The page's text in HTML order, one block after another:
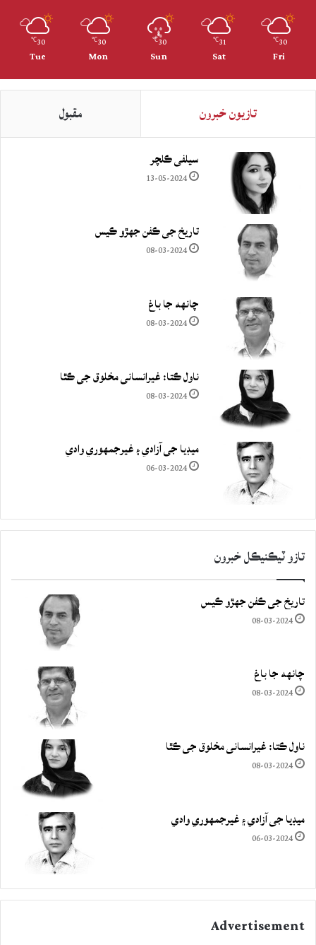
30
℃
Fri
31
℃
Sat
30
℃
Sun
30
℃
Mon
30
℃
Tue
تازيون خبرون مقبول
سيلفي ڪلچر
13-05-2024
تاريخ جي ڪفن جھڙو ڪيس
08-03-2024
چانهه جا باغ
08-03-2024
ناول ڪتا: غيرانساني مخلوق جي ڪٿا
08-03-2024
ميڊيا جي آزادي ۽ غيرجمھوري وادي
06-03-2024
تازو ٽيڪنيڪل خبرون
تاريخ جي ڪفن جھڙو ڪيس
08-03-2024
چانهه جا باغ
08-03-2024
ناول ڪتا: غيرانساني مخلوق جي ڪٿا
08-03-2024
ميڊيا جي آزادي ۽ غيرجمھوري وادي
06-03-2024
Advertisement